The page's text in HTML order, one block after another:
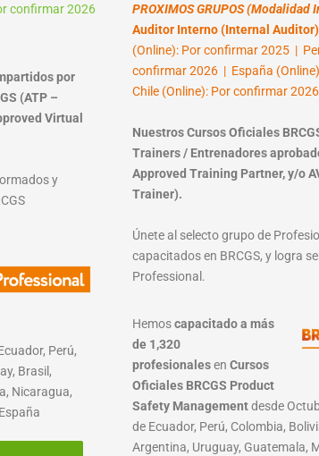
confirmar 2026
por
(ATP –
Virtual
y
Perú,
Brasil,
Nicaragua,
PROXIMOS GRUPOS
Auditor Interno (Internal
(Online): Por confirmar 2025 |
confirmar 2026 | España
Chile (Online): Por confirmar 2026
Nuestros Cursos Oficiales
Trainers / Entrenadores
Approved Training Partner, y/o
Trainer).
Únete al selecto grupo de
capacitados en BRCGS, y logra
Professional.
Hemoscapacitado a más
de 1,320
profesionalesen Cursos
Oficiales BRCGS Product
Safety Managementdesde
de Ecuador, Perú, Colombia,
Argentina, Uruguay, Guatemala,